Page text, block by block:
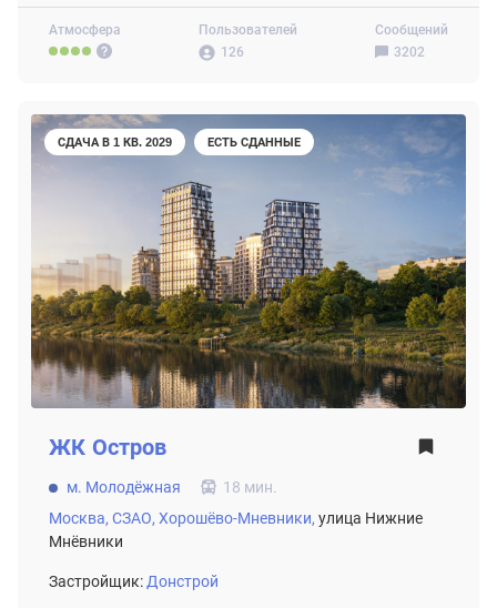
Атмосфера
Пользователей
126
Сообщений
3202
СДАЧА В 1 КВ. 2029 ЕСТЬ СДАННЫЕ
ЖК Остров
м. Молодёжная
18 мин.
Москва, СЗАО, Хорошёво-Мневники, улица Нижние
Мнёвники
Застройщик:Донстрой